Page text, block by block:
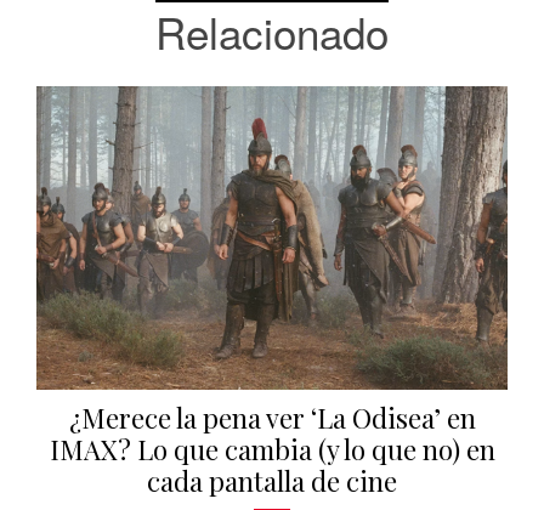
Relacionado
¿Merece la pena ver ‘La Odisea’ en
IMAX? Lo que cambia (y lo que no) en
cada pantalla de cine